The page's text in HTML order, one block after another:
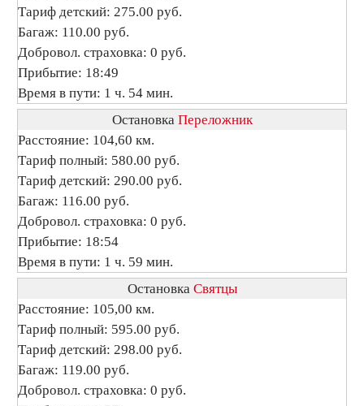
Тариф детский: 275.00 руб.
Багаж: 110.00 руб.
Добровол. страховка: 0 руб.
Прибытие: 18:49
Время в пути: 1 ч. 54 мин.
Остановка Переложник
Расстояние: 104,60 км.
Тариф полный: 580.00 руб.
Тариф детский: 290.00 руб.
Багаж: 116.00 руб.
Добровол. страховка: 0 руб.
Прибытие: 18:54
Время в пути: 1 ч. 59 мин.
Остановка Святцы
Расстояние: 105,00 км.
Тариф полный: 595.00 руб.
Тариф детский: 298.00 руб.
Багаж: 119.00 руб.
Добровол. страховка: 0 руб.